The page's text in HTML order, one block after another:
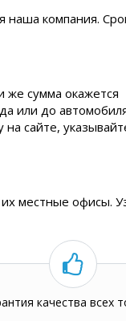
наша компания.
же сумма окажется
или до
сайте,
местные офисы.
качества всех